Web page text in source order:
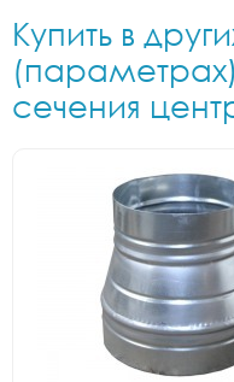
Купить в
сечения